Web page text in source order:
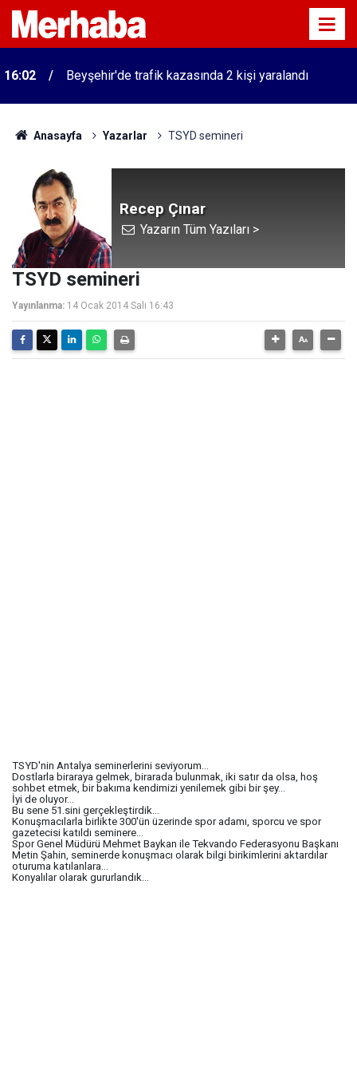
16:02 Beyşehir'de trafik kazasında 2 kişi yaralandı
Anasayfa Yazarlar TSYD semineri
Recep Çınar
Yazarın Tüm Yazıları >
TSYD semineri
Yayınlanma: 14 Ocak 2014 Salı 16:43
TSYD'nin Antalya seminerlerini seviyorum...
Dostlarla biraraya gelmek, birarada bulunmak, iki satır da olsa, hoş
sohbet etmek, bir bakıma kendimizi yenilemek gibi bir şey...
İyi de oluyor...
Bu sene 51.sini gerçekleştirdik...
Konuşmacılarla birlikte 300'ün üzerinde spor adamı, sporcu ve spor
gazetecisi katıldı seminere...
Spor Genel Müdürü Mehmet Baykan ile Tekvando Federasyonu Başkanı
Metin Şahin, seminerde konuşmacı olarak bilgi birikimlerini aktardılar
oturuma katılanlara...
Konyalılar olarak gururlandık...